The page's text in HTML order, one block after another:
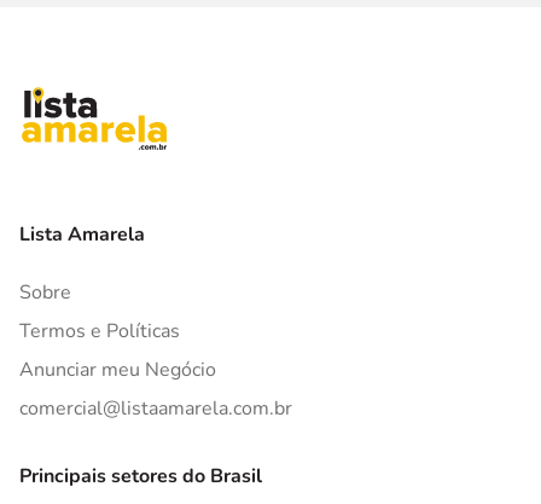
Lista Amarela
Sobre
Termos e Políticas
Anunciar meu Negócio
comercial@listaamarela.com.br
Principais setores do Brasil